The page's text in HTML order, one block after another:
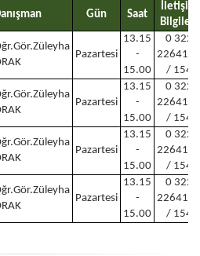
Gün Saat
İletişim
Bilgileri
Pazartesi
13.15
-
15.00
0 322
2264160
/ 154
Pazartesi
13.15
-
15.00
0 322
2264160
/ 154
Pazartesi
13.15
-
15.00
0 322
2264160
/ 154
Pazartesi
13.15
-
15.00
0 322
2264160
/ 154